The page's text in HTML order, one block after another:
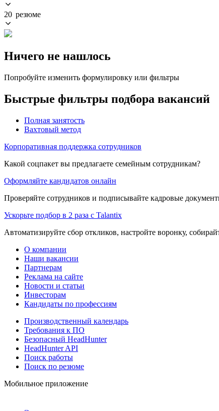
20 резюме
Ничего не нашлось
Попробуйте изменить формулировку или фильтры
Быстрые фильтры подбора вакансий
Полная занятость
Вахтовый метод
Корпоративная поддержка сотрудников
Какой соцпакет вы предлагаете семейным сотрудникам?
Оформляйте кандидатов онлайн
Проверяйте сотрудников и подписывайте кадровые
Ускорьте подбор в 2 раза с Talantix
Автоматизируйте сбор откликов, настройте воронку,
О компании
Наши вакансии
Партнерам
Реклама на сайте
Новости и статьи
Инвесторам
Кандидаты по профессиям
Производственный календарь
Требования к ПО
Безопасный HeadHunter
HeadHunter API
Поиск работы
Поиск по резюме
Мобильное приложение